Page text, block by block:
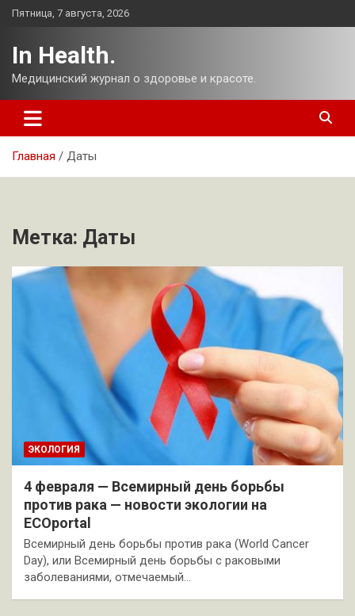
Перейти
Пятница, 7 августа, 2026
In Health.
Медицинский журнал о здоровье и красоте.
Главная Даты
Метка: Даты
ЭКОЛОГИЯ
4 февраля — Всемирный день борьбы
против рака — новости экологии на
ECOportal
Всемирный день борьбы против рака (World Cancer
Day), или Всемирный день борьбы с раковыми
заболеваниями, отмечаемый…